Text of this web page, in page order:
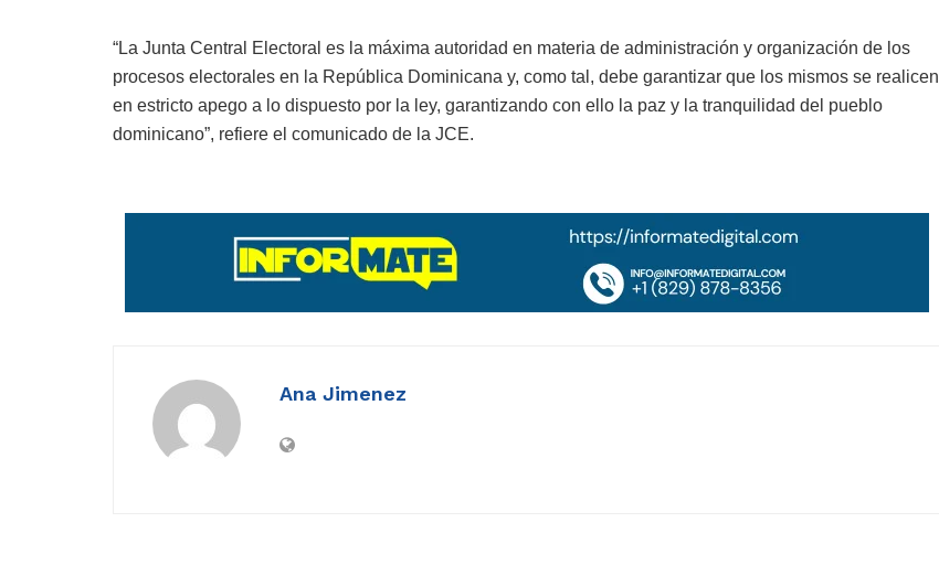
“La Junta Central Electoral es la máxima autoridad en materia de administración y organización de los
procesos electorales en la República Dominicana y, como tal, debe garantizar que los mismos se realicen
en estricto apego a lo dispuesto por la ley, garantizando con ello la paz y la tranquilidad del pueblo
dominicano”, refiere el comunicado de la JCE.
Ana Jimenez